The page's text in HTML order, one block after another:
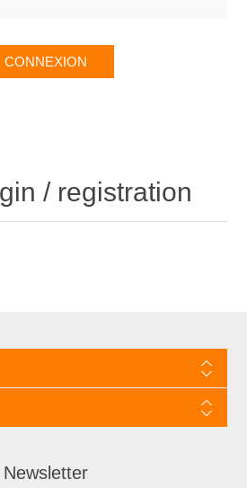
/ registration
Newsletter